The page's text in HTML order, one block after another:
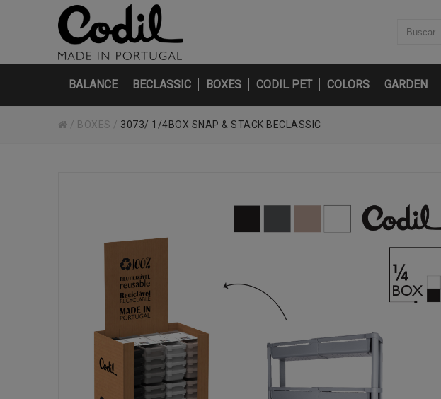
BALANCE BECLASSIC BOXES CODIL PET COLORS GARDEN
/ BOXES / 3073/ 1/4BOX SNAP & STACK BECLASSIC